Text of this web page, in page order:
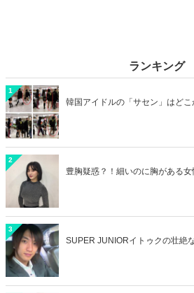
ランキング
1
韓国アイドルの「サセン」はど
2
豊胸疑惑？！細いのに胸がある
3
SUPER JUNIORイトゥクの壮絶